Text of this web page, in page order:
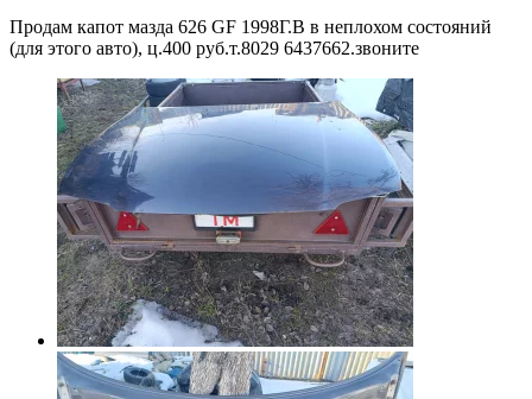
Продам капот мазда 626 GF 1998Г.В в неплохом состояний
(для этого авто), ц.400 руб.т.8029 6437662.звоните